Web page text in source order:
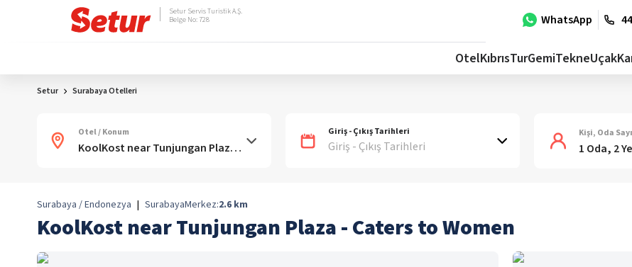
WhatsApp
Setur Servis Turistik A.Ş.
Belge No: 728
OtelKıbrısTurGemiTekneUçak
Setur Surabaya Otelleri
Otel / Konum Giriş - Çıkış Tarihleri
Giriş - Çıkış Tarihleri
Kişi, Oda
1 Oda, 2
Surabaya / Endonezya | SurabayaMerkez:2.6 km
KoolKost near Tunjungan Plaza - Caters to Women